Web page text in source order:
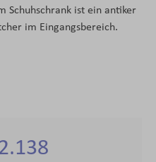
Schuhschrank ist ein antiker
im Eingangsbereich.
2.138